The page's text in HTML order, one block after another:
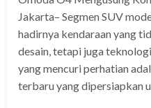
Jakarta– Segmen SUV
hadirnya kendaraan yang
desain, tetapi juga
yang mencuri perhatian
terbaru yang dipersiapkan